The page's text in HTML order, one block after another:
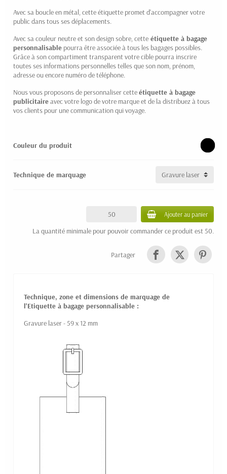
Avec sa boucle en métal, cette étiquette promet d'accompagner votre
public dans tous ses déplacements.
Avec sa couleur neutre et son design sobre, cette étiquette à bagage
personnalisable pourra être associée à tous les bagages possibles.
Grâce à son compartiment transparent votre cible pourra inscrire
toutes ses informations personnelles telles que son nom, prénom,
adresse ou encore numéro de téléphone.
Nous vous proposons de personnaliser cetteétiquette à bagage
publicitaireavec votre logo de votre marque et de la distribuez à tous
vos clients pour une communication qui voyage.
Couleur du produit
Technique de marquage
Ajouter au panier
La quantité minimale pour pouvoir commander ce produit est 50.
Partager
Technique, zone et dimensions de marquage de
l'Etiquette à bagage personnalisable :
Gravure laser - 59 x 12 mm